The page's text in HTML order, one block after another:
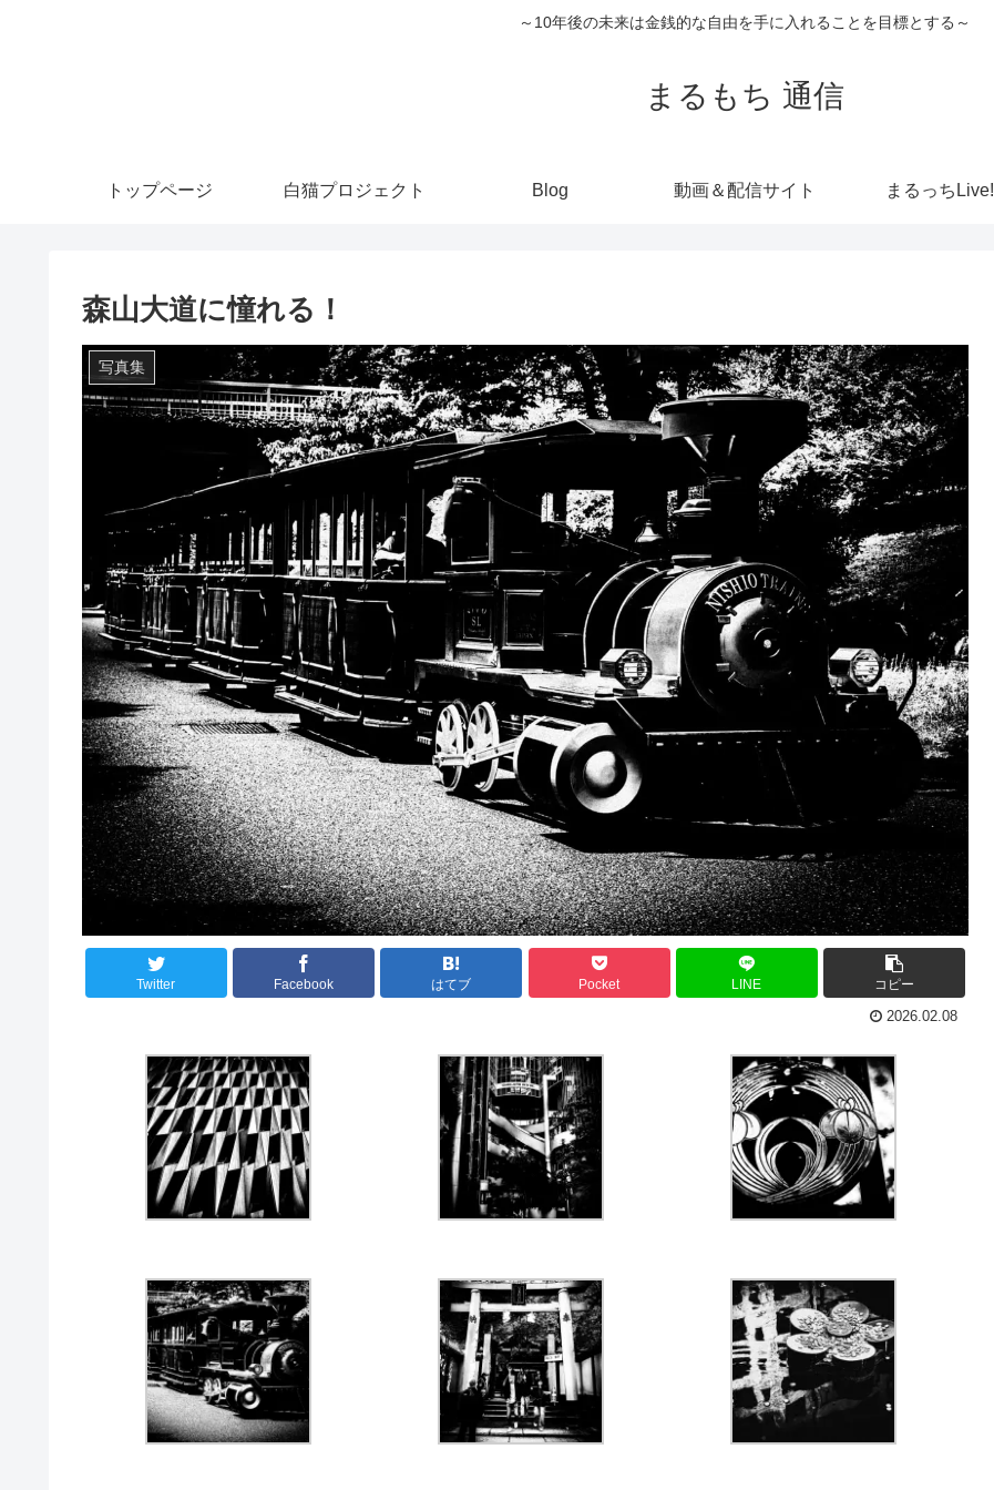
～10年後の未来は金銭的な自由を手に入れることを目標とする～
まるもち 通信
トップページ 白猫プロジェクト Blog 動画＆配信サイト まるっちLive!
森山大道に憧れる！
写真集
Twitter Facebook はてブ Pocket LINE コピー
2026.02.08